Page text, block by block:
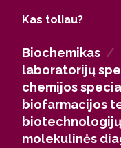
paslaugų
padaliniuose,
startuoliuose, kur
analizės ir
Kas toliau?
Biochemikas /
laboratorijų
chemijos
biofarmacijos
molekulinės